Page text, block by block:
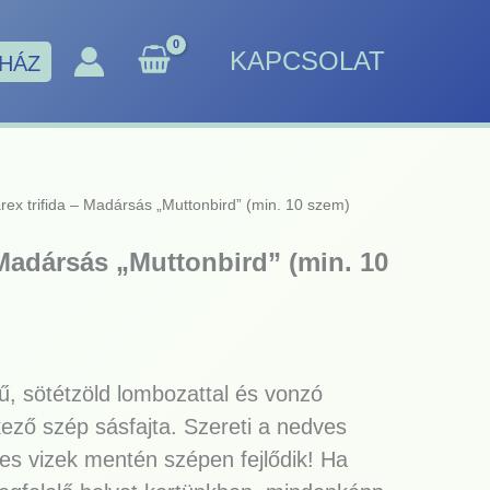
KAPCSOLAT
trifida – Madársás „Muttonbird” (min. 10 szem)
„Muttonbird” (min. 10
sötétzöld lombozattal és vonzó
szép sásfajta. Szereti a nedves
vizek mentén szépen fejlődik! Ha